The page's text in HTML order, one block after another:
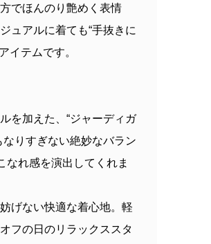
でほんのり艶めく表情
ュアルに着ても“手抜きに
イテムです。
を加えた、“ジャーディガ
りすぎない絶妙なバラン
なれ感を演出してくれま
げない快適な着心地。軽
フの日のリラックススタ